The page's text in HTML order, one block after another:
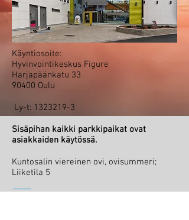
Käyntiosoite:
Hyvinvointikeskus Figure
Harjapäänkatu 33
90400 Oulu
Ly-t: 1323219-3
Sisäpihan kaikki parkkipaikat ovat
asiakkaiden käytössä.
Kuntosalin viereinen ovi, ovisummeri;
Liiketila 5